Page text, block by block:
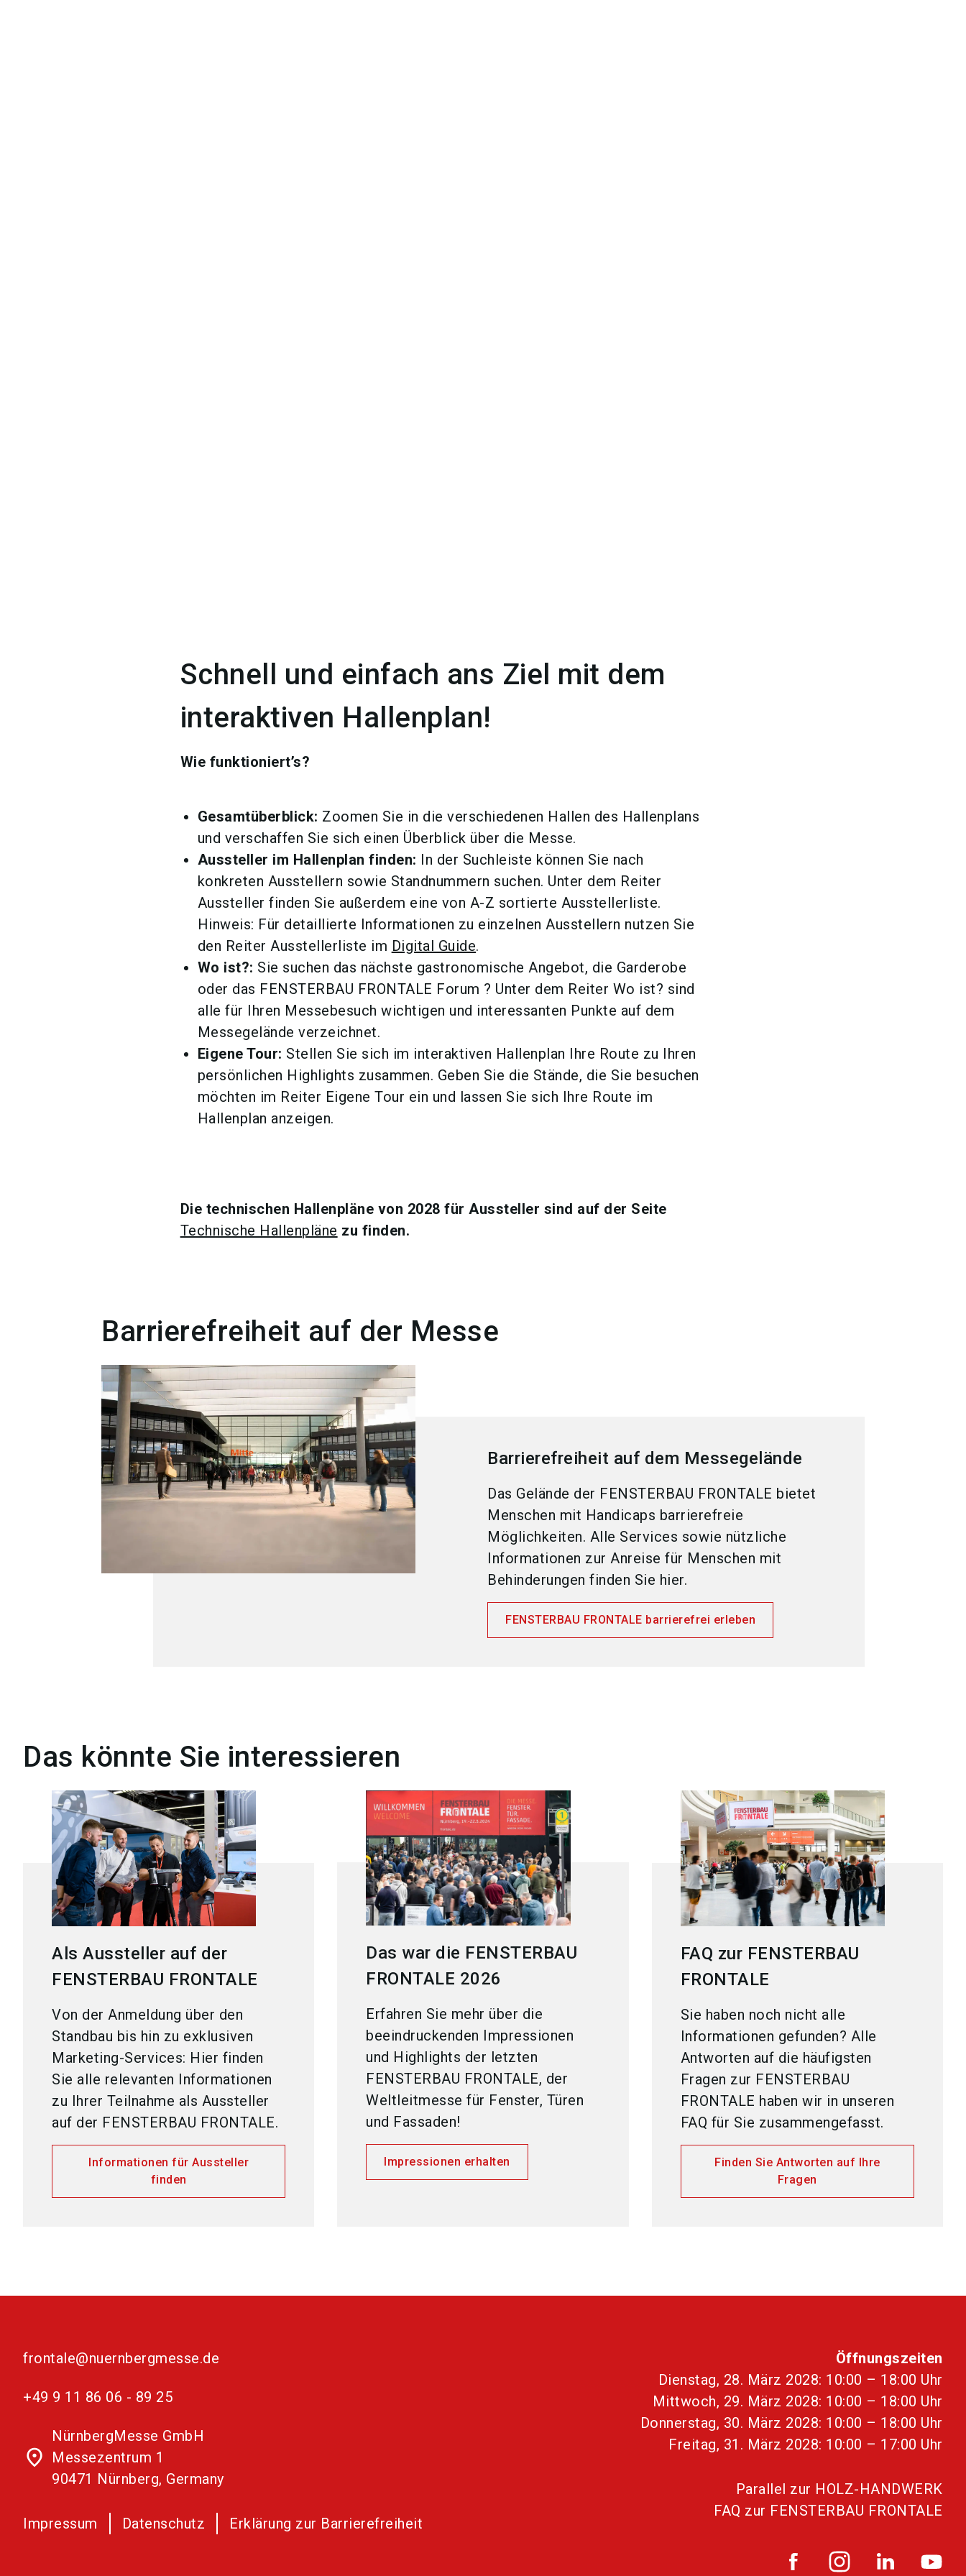
Schnell und einfach ans Ziel mit dem
interaktiven Hallenplan!
Wie funktioniert’s?
Gesamtüberblick: Zoomen Sie in die verschiedenen Hallen des Hallenplans
und verschaffen Sie sich einen Überblick über die Messe.
Aussteller im Hallenplan finden: In der Suchleiste können Sie nach
konkreten Ausstellern sowie Standnummern suchen. Unter dem Reiter
Aussteller finden Sie außerdem eine von A-Z sortierte Ausstellerliste.
Hinweis: Für detaillierte Informationen zu einzelnen Ausstellern nutzen Sie
den Reiter Ausstellerliste im Digital Guide.
Wo ist?: Sie suchen das nächste gastronomische Angebot, die Garderobe
oder das FENSTERBAU FRONTALE Forum ? Unter dem Reiter Wo ist? sind
alle für Ihren Messebesuch wichtigen und interessanten Punkte auf dem
Messegelände verzeichnet.
Eigene Tour: Stellen Sie sich im interaktiven Hallenplan Ihre Route zu Ihren
persönlichen Highlights zusammen. Geben Sie die Stände, die Sie besuchen
möchten im Reiter Eigene Tour ein und lassen Sie sich Ihre Route im
Hallenplan anzeigen.
Die technischen Hallenpläne von 2028 für Aussteller sind auf der Seite
Technische Hallenpläne zu finden.
Barrierefreiheit auf der Messe
Barrierefreiheit auf dem Messegelände
Das Gelände der FENSTERBAU FRONTALE bietet
Menschen mit Handicaps barrierefreie
Möglichkeiten. Alle Services sowie nützliche
Informationen zur Anreise für Menschen mit
Behinderungen finden Sie hier.
FENSTERBAU FRONTALE barrierefrei erleben
Das könnte Sie interessieren
Als Aussteller auf der
FENSTERBAU FRONTALE
Von der Anmeldung über den
Standbau bis hin zu exklusiven
Marketing-Services: Hier finden
Sie alle relevanten Informationen
zu Ihrer Teilnahme als Aussteller
auf der FENSTERBAU FRONTALE.
Informationen für Aussteller
finden
Das war die FENSTERBAU
FRONTALE 2026
Erfahren Sie mehr über die
beeindruckenden Impressionen
und Highlights der letzten
FENSTERBAU FRONTALE, der
Weltleitmesse für Fenster, Türen
und Fassaden!
Impressionen erhalten
FAQ zur FENSTERBAU
FRONTALE
Sie haben noch nicht alle
Informationen gefunden? Alle
Antworten auf die häufigsten
Fragen zur FENSTERBAU
FRONTALE haben wir in unseren
FAQ für Sie zusammengefasst.
Finden Sie Antworten auf Ihre
Fragen
frontale@nuernbergmesse.de
+49 9 11 86 06 - 89 25
place
NürnbergMesse GmbH
Messezentrum 1
90471 Nürnberg, Germany
Impressum Datenschutz Erklärung zur Barrierefreiheit
Öffnungszeiten
Dienstag, 28. März 2028: 10:00 – 18:00 Uhr
Mittwoch, 29. März 2028: 10:00 – 18:00 Uhr
Donnerstag, 30. März 2028: 10:00 – 18:00 Uhr
Freitag, 31. März 2028: 10:00 – 17:00 Uhr
Parallel zur HOLZ-HANDWERK
FAQ zur FENSTERBAU FRONTALE